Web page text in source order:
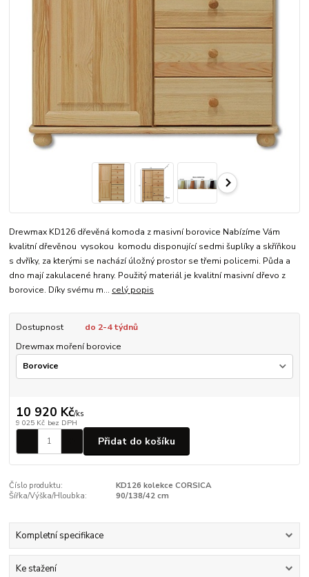
Drewmax KD126 dřevěná komoda z masivní borovice Nabízíme Vám
kvalitní dřevěnou vysokou komodu disponující sedmi šuplíky a skříňkou
s dvříky, za kterými se nachází úložný prostor se třemi policemi. Půda a
dno mají zakulacené hrany. Použitý materiál je kvalitní masivní dřevo z
borovice. Díky svému m... celý popis
Dostupnost
do 2-4 týdnů
Drewmax moření borovice
10 920 Kč/ks
9 025 Kč bez DPH
Přidat do košíku
Číslo produktu:
KD126 kolekce CORSICA
Šířka/Výška/Hloubka:
90/138/42 cm
Kompletní specifikace
Ke stažení